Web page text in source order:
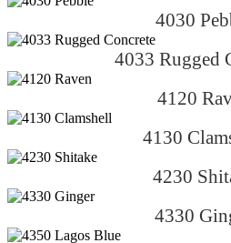
4030
4033 Rugged
4120
4130
4230
4330